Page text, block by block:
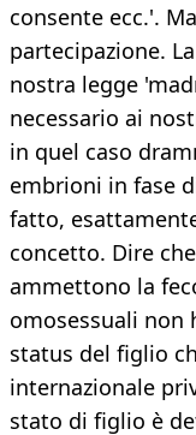
consente ecc.'.
partecipazione.
nostra legge
necessario ai
in quel caso
embrioni in fase
fatto,
concetto. Dire
ammettono la
omosessuali non
status del figlio
internazionale
stato di figlio è